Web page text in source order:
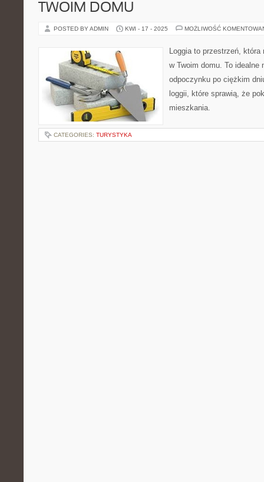
TWOIM DOMU
POSTED BY ADMIN KWI - 17 - 2025 MOŻLIWOŚĆ
Loggia to przestrzeń,
w Twoim domu. To idealne
odpoczynku po ciężkim
loggii, które sprawią, że
mieszkania.
CATEGORIES: TURYSTYKA